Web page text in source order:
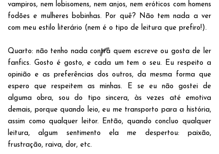
vampiros, nem lobisomens, nem anjos, nem eróticos com homens
fodões e mulheres bobinhas. Por quê? Não tem nada a ver
com meu estilo literário (nem é o tipo de leitura que prefiro!).
Quarto: não tenho nada contra quem escreve ou gosta de ler
fanfics. Gosto é gosto, e cada um tem o seu. Eu respeito a
opinião e as preferências dos outros, da mesma forma que
espero que respeitem as minhas. E se eu não gostei de
alguma obra, sou do tipo sincera, às vezes até emotiva
demais, porque quando leio, eu me transporto para a história,
assim como qualquer leitor. Então, quando concluo qualquer
leitura, algum sentimento ela me despertou: paixão,
frustração, raiva, dor, etc.